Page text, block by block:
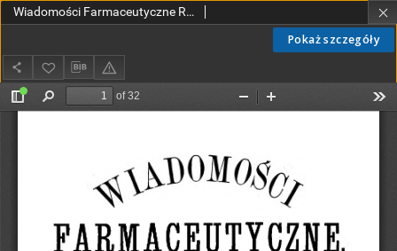
Pokaż szczegóły
Wiadomości Farmaceutyczne R.III, z.5 (1876)